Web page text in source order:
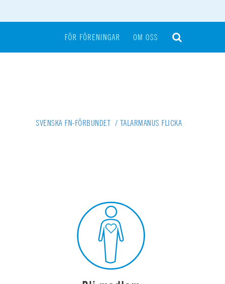
FÖR FÖRENINGAR OM OSS
SVENSKA FN-FÖRBUNDET / TALARMANUS FLICKA